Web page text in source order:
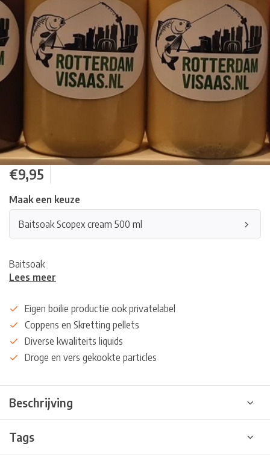
€9,95
Maak een keuze
Baitsoak Scopex cream 500 ml
Baitsoak
Lees meer
Eigen boilie productie ook privatelabel
Coppens en Skretting pellets
Diverse kwaliteits liquids
Droge en vers gekookte particles
Beschrijving
Tags